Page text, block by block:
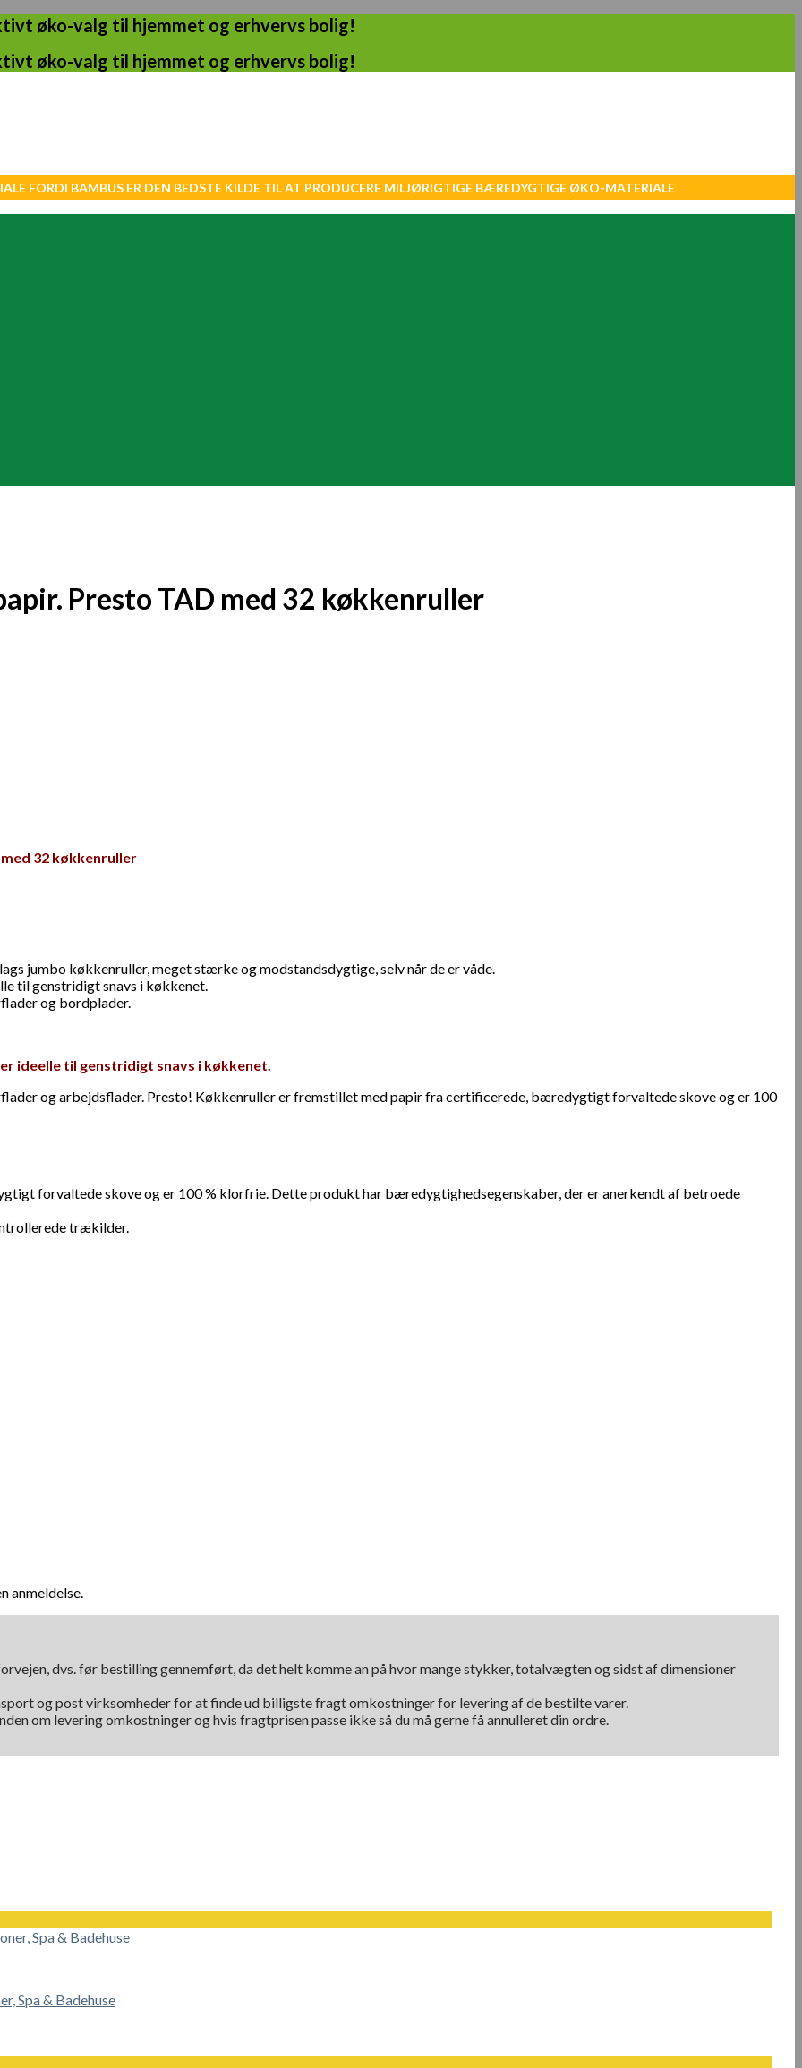
øko-valg til hjemmet og erhvervs bolig!
øko-valg til hjemmet og erhvervs bolig!
FORDI BAMBUS ER DEN BEDSTE KILDE TIL AT PRODUCERE MILJØRIGTIGE BÆREDYGTIGE ØKO-MATERIALE
Presto TAD med 32 køkkenruller
32 køkkenruller
jumbo køkkenruller, meget stærke og modstandsdygtige, selv når de er våde.
til genstridigt snavs i køkkenet.
og bordplader.
ideelle til genstridigt snavs i køkkenet.
og arbejdsflader. Presto! Køkkenruller er fremstillet med papir fra certificerede, bæredygtigt forvaltede skove og er 100
forvaltede skove og er 100 % klorfrie. Dette produkt har bæredygtighedsegenskaber, der er anerkendt af betroede
trækilder.
anmeldelse.
dvs. før bestilling gennemført, da det helt komme an på hvor mange stykker, totalvægten og sidst af dimensioner
og post virksomheder for at finde ud billigste fragt omkostninger for levering af de bestilte varer.
om levering omkostninger og hvis fragtprisen passe ikke så du må gerne få annulleret din ordre.
Spa & Badehuse